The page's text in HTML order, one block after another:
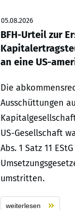
05.08.2026
BFH-Urteil zur
an eine US-
Die
Ausschüttungen
US-Gesellschaft
Abs. 1 Satz 11
umstritten.
weiterlesen